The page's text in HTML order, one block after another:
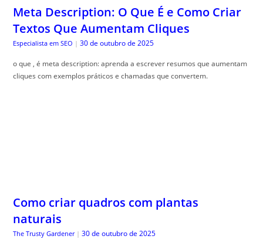
Meta Description: O Que É e Como Criar
Textos Que Aumentam Cliques
Especialista em SEO | 30 de outubro de 2025
o que , é meta description: aprenda a escrever resumos que aumentam
cliques com exemplos práticos e chamadas que convertem.
Como criar quadros com plantas
naturais
The Trusty Gardener | 30 de outubro de 2025